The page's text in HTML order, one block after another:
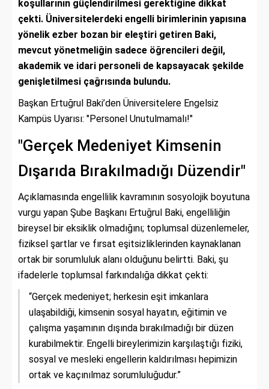
koşullarının güçlendirilmesi gerektiğine dikkat
çekti. Üniversitelerdeki engelli birimlerinin yapısına
yönelik ezber bozan bir eleştiri getiren Baki,
mevcut yönetmeliğin sadece öğrencileri değil,
akademik ve idari personeli de kapsayacak şekilde
genişletilmesi çağrısında bulundu.
Başkan Ertuğrul Baki’den Üniversitelere Engelsiz
Kampüs Uyarısı: "Personel Unutulmamalı!"
"Gerçek Medeniyet Kimsenin
Dışarıda Bırakılmadığı Düzendir"
Açıklamasında engellilik kavramının sosyolojik boyutuna
vurgu yapan Şube Başkanı Ertuğrul Baki, engelliliğin
bireysel bir eksiklik olmadığını; toplumsal düzenlemeler,
fiziksel şartlar ve fırsat eşitsizliklerinden kaynaklanan
ortak bir sorumluluk alanı olduğunu belirtti. Baki, şu
ifadelerle toplumsal farkındalığa dikkat çekti:
“Gerçek medeniyet; herkesin eşit imkanlara
ulaşabildiği, kimsenin sosyal hayatın, eğitimin ve
çalışma yaşamının dışında bırakılmadığı bir düzen
kurabilmektir. Engelli bireylerimizin karşılaştığı fiziki,
sosyal ve mesleki engellerin kaldırılması hepimizin
ortak ve kaçınılmaz sorumluluğudur.”